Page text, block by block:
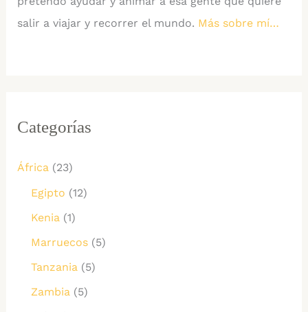
salir a viajar y recorrer el mundo. Más sobre mí…
Categorías
África(23)
Egipto (12)
Kenia(1)
Marruecos(5)
Tanzania(5)
Zambia(5)